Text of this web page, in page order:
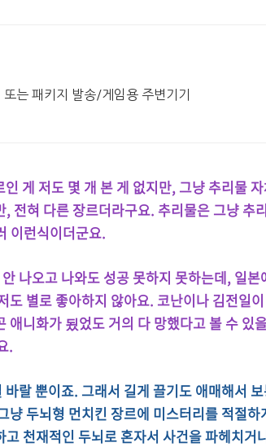
는 패키지 발송/게임용 주변기기
게 저도 몇 개 본 게 없지만, 그냥 추리물
전혀 다른 장르더라구요. 추리물은 그냥 추
이런식이더군요.
나오고 나와도 성공 못하지 못하는데, 일
도 별로 좋아하지 않아요. 코난이나 김전일
애니화가 됬었도 거의 다 망했다고 볼 수 있
.
랄 뿐이죠. 그래서 길게 끌기도 애매해서
두뇌형 먼치킨 장르에 미스터리를 적절
천재적인 두뇌로 혼자서 사건을 파헤치거